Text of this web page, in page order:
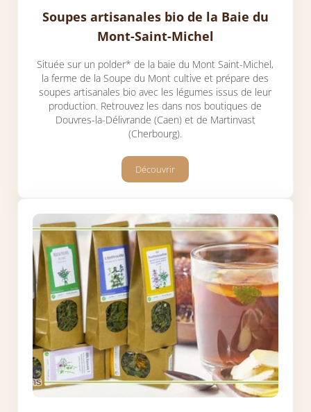
Soupes artisanales bio de la Baie du
Mont-Saint-Michel
Située sur un polder* de la baie du Mont Saint-Michel,
la ferme de la Soupe du Mont cultive et prépare des
soupes artisanales bio avec les légumes issus de leur
production. Retrouvez les dans nos boutiques de
Douvres-la-Délivrande (Caen) et de Martinvast
(Cherbourg).
DécouvrirSoupes artisanales bio de la Baie du